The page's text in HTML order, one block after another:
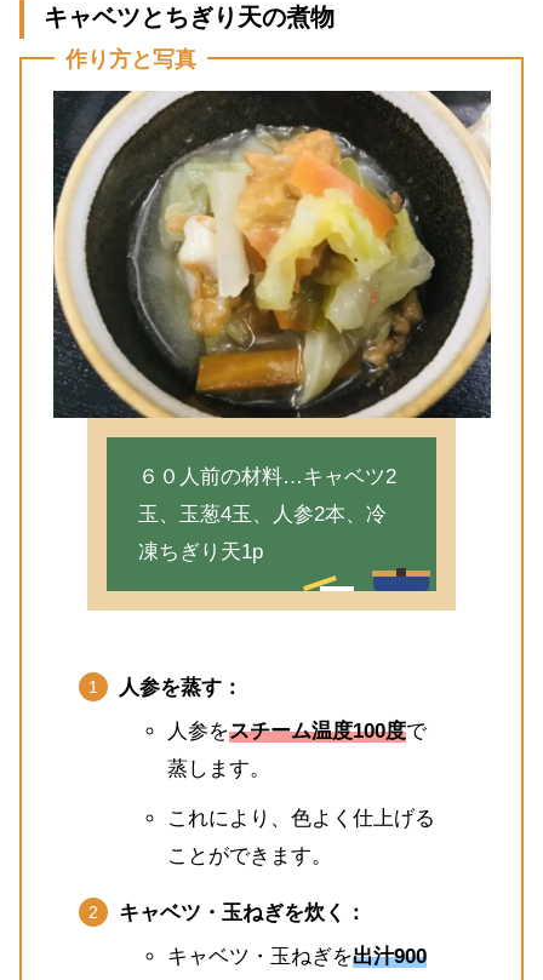
キャベツとちぎり天の煮物
作り方と写真
６０人前の材料…キャベツ2
玉、玉葱4玉、人参2本、冷
凍ちぎり天1p
人参を蒸す：
人参をスチーム温度100度で
蒸します。
これにより、色よく仕上げる
ことができます。
キャベツ・玉ねぎを炊く：
キャベツ・玉ねぎを出汁900